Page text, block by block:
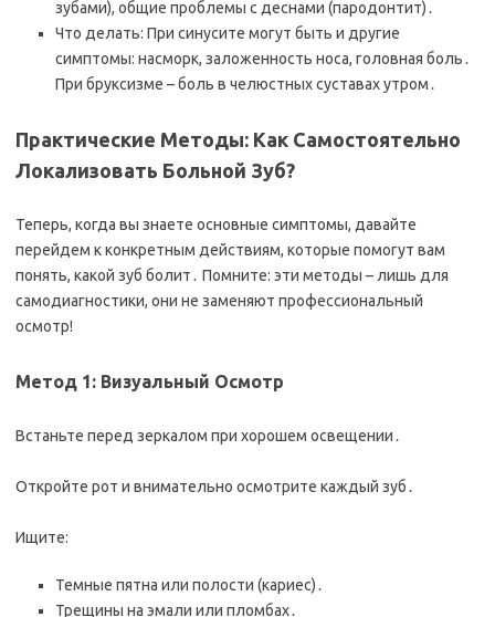
зубами), общие проблемы с деснами (пародонтит)․
Что делать: При синусите могут быть и другие
симптомы: насморк, заложенность носа, головная боль․
При бруксизме – боль в челюстных суставах утром․
Практические Методы: Как Самостоятельно
Локализовать Больной Зуб?
Теперь, когда вы знаете основные симптомы, давайте
перейдем к конкретным действиям, которые помогут вам
понять, какой зуб болит․ Помните: эти методы – лишь для
самодиагностики, они не заменяют профессиональный
осмотр!
Метод 1: Визуальный Осмотр
Встаньте перед зеркалом при хорошем освещении․
Откройте рот и внимательно осмотрите каждый зуб․
Ищите:
Темные пятна или полости (кариес)․
Трещины на эмали или пломбах․